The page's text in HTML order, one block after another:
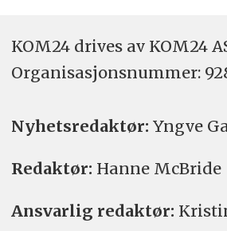
KOM24 drives av KOM24
Organisasjons­nummer:
Nyhetsredaktør: Yngve
Redaktør: Hanne McBride
Ansvarlig redaktør: